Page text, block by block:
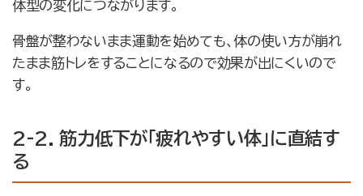
体型の変化につながります。
骨盤が整わないまま運動を始めても、体の使い方が崩れ
たまま筋トレをすることになるので効果が出にくいので
す。
2-2. 筋力低下が「疲れやすい体」に直結す
る